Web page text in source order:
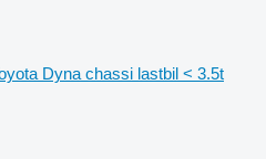
Dyna chassi lastbil < 3.5t